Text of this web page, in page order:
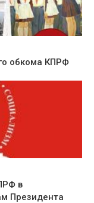
обкома КПРФ
в
Президента